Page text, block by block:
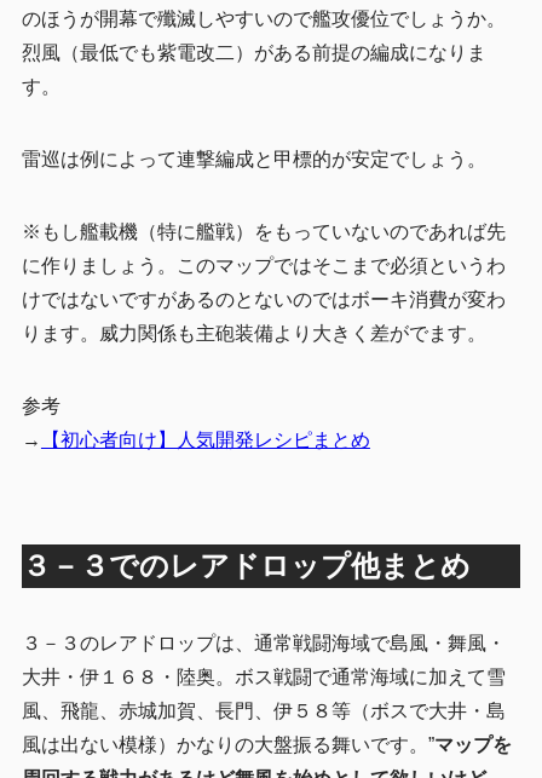
のほうが開幕で殲滅しやすいので艦攻優位でしょうか。
烈風（最低でも紫電改二）がある前提の編成になりま
す。
雷巡は例によって連撃編成と甲標的が安定でしょう。
※もし艦載機（特に艦戦）をもっていないのであれば先
に作りましょう。このマップではそこまで必須というわ
けではないですがあるのとないのではボーキ消費が変わ
ります。威力関係も主砲装備より大きく差がでます。
参考
→
【初心者向け】人気開発レシピまとめ
３－３でのレアドロップ他まとめ
３－３のレアドロップは、通常戦闘海域で島風・舞風・
大井・伊１６８・陸奥。ボス戦闘で通常海域に加えて雪
風、飛龍、赤城加賀、長門、伊５８等（ボスで大井・島
風は出ない模様）かなりの大盤振る舞いです。”マップを